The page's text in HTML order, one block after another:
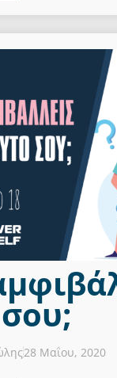
28 Μαΐου, 2020